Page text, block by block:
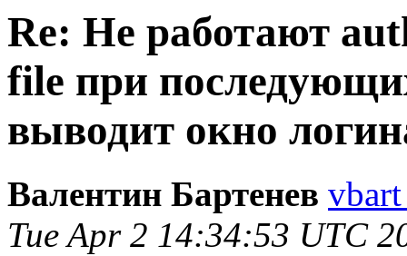
Re: Не работают
file при
выводит окно
Валентин Бартенев
Tue Apr 2 14:34:53 UTC